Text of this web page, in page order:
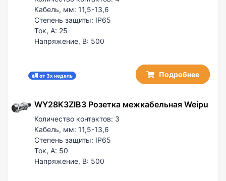
Кабель, мм: 11,5-13,6
Степень защиты: IP65
Ток, А: 25
Напряжение, В: 500
от 3х недель Подробнее
WY28K3ZIB3 Розетка межкабельная Weipu
Количество контактов: 3
Кабель, мм: 11,5-13,6
Степень защиты: IP65
Ток, А: 50
Напряжение, В: 500